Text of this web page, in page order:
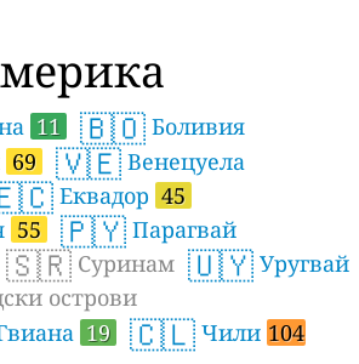
11 🇧🇴 Боливия
69 🇻🇪 Венецуела
Еквадор 45
55 🇵🇾 Парагвай
🇸🇷 Суринам 🇺🇾 Уругвай
острови
19 🇨🇱 Чили 104